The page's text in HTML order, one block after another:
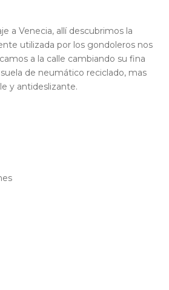
a Venecia, allí descubrimos la
utilizada por los gondoleros nos
a la calle cambiando su fina
de neumático reciclado, mas
y antideslizante.